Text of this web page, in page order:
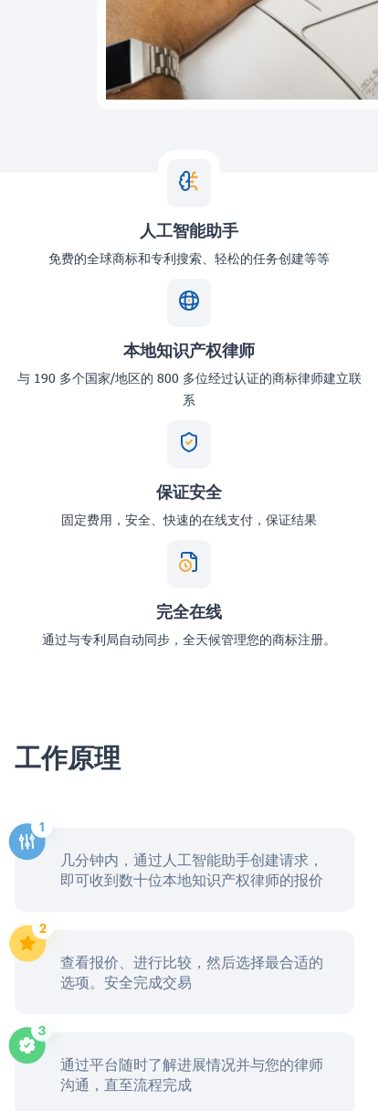
人工智能助手
免费的全球商标和专利搜索、轻松的任务创建等等
本地知识产权律师
与 190 多个国家/地区的 800 多位经过认证的商标律师建立联
系
保证安全
固定费用，安全、快速的在线支付，保证结果
完全在线
通过与专利局自动同步，全天候管理您的商标注册。
工作原理
几分钟内，通过人工智能助手创建请求，
即可收到数十位本地知识产权律师的报价
查看报价、进行比较，然后选择最合适的
选项。安全完成交易
通过平台随时了解进展情况并与您的律师
沟通，直至流程完成